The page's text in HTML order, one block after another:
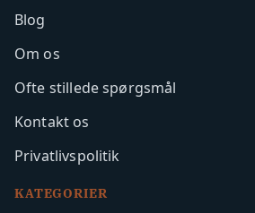
Blog
Om os
Ofte stillede spørgsmål
Kontakt os
Privatlivspolitik
KATEGORIER